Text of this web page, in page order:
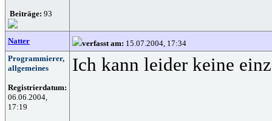
Beiträge: 93
Natter verfasst am: 15.07.2004, 17:34
Programmierer,
allgemeines
Registrierdatum:
06.06.2004,
17:19
Ich kann leider keine